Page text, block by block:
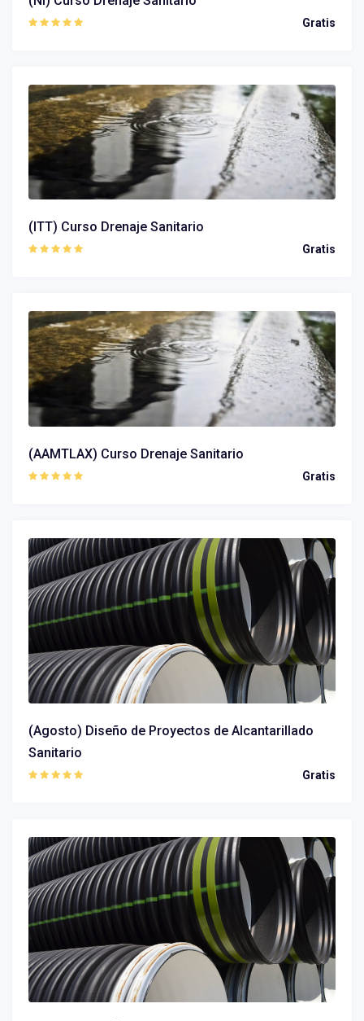
Gratis
(ITT) Curso Drenaje Sanitario
Gratis
(AAMTLAX) Curso Drenaje Sanitario
Gratis
(Agosto) Diseño de Proyectos de Alcantarillado
Sanitario
Gratis